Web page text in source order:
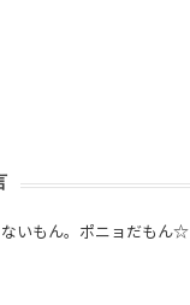
いもん。ポニョだもん☆